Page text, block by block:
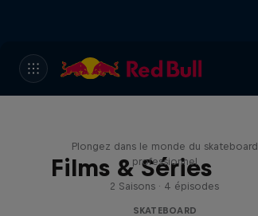
Films & Séries
Plongez dans le monde du skateboard
professionnel
2 Saisons · 4 épisodes
SKATEBOARD